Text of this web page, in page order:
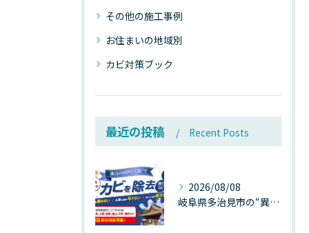
その他の施工事例
お住まいの地域別
カビ対策ブック
最近の投稿 Recent Posts
2026/08/08
岐阜県多治見市の“異常な高温”が建物内部を破壊する──深層カビが急増する危険な温度差の正体